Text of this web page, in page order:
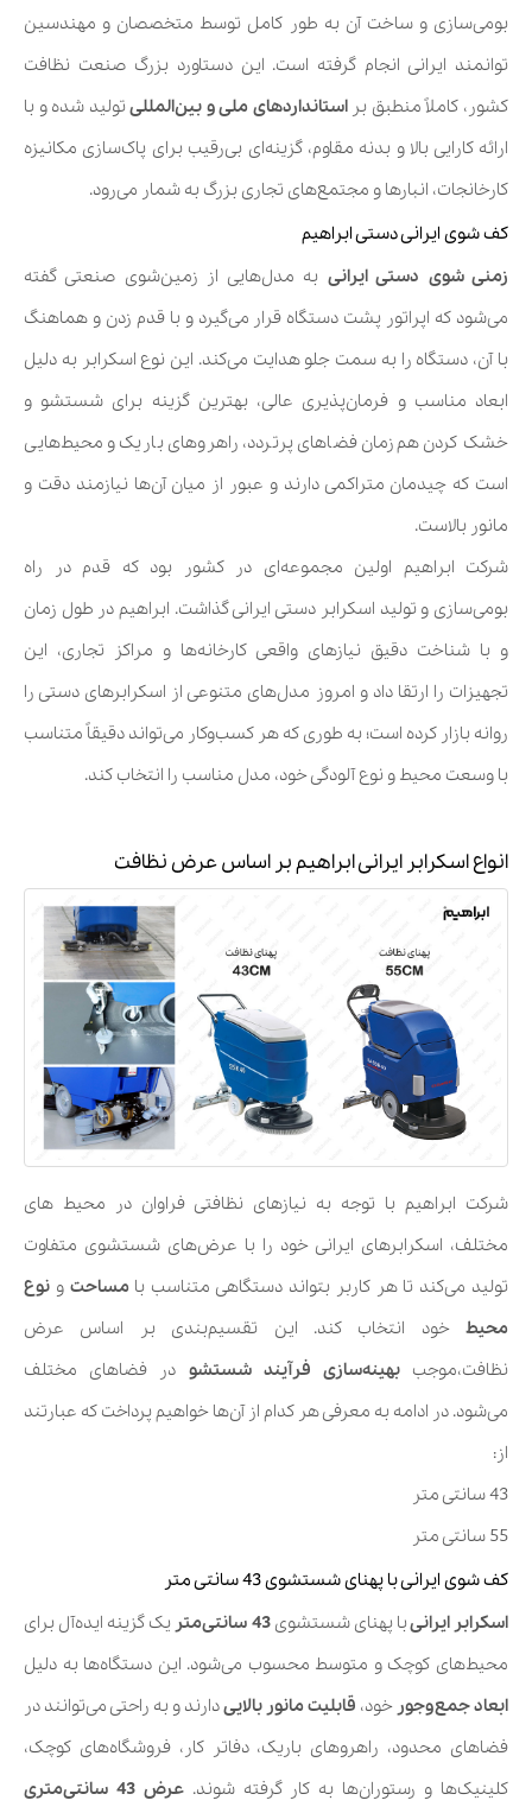
بومی‌سازی و ساخت آن به طور کامل توسط متخصصان و مهندسین
توانمند ایرانی انجام گرفته است. این دستاورد بزرگ صنعت نظافت
کشور، کاملاً منطبق براستانداردهای ملی و بین‌المللیتولید شده و با
ارائه کارایی بالا و بدنه مقاوم، گزینه‌ای بی‌رقیب برای پاک‌سازی مکانیزه
کارخانجات، انبارها و مجتمع‌های تجاری بزرگ به شمار می‌رود.
کف شوی ایرانی دستی ابراهیم
زمنی شوی دستی ایرانی به مدل‌هایی از زمین‌شوی صنعتی گفته
می‌شود که اپراتور پشت دستگاه قرار می‌گیرد و با قدم زدن و هماهنگ
با آن، دستگاه را به سمت جلو هدایت می‌کند. این نوع اسکرابر به دلیل
ابعاد مناسب و فرمان‌پذیری عالی، بهترین گزینه برای شستشو و
خشک کردن هم‌زمان فضاهای پرتردد، راهروهای باریک و محیط‌هایی
است که چیدمان متراکمی دارند و عبور از میان آن‌ها نیازمند دقت و
مانور بالاست.
شرکت ابراهیم اولین مجموعه‌ای در کشور بود که قدم در راه
بومی‌سازی و تولید اسکرابر دستی ایرانی گذاشت. ابراهیم در طول زمان
و با شناخت دقیق نیازهای واقعی کارخانه‌ها و مراکز تجاری، این
تجهیزات را ارتقا داد و امروز مدل‌های متنوعی از اسکرابرهای دستی را
روانه بازار کرده است؛ به طوری که هر کسب‌وکار می‌تواند دقیقاً متناسب
با وسعت محیط و نوع آلودگی خود، مدل مناسب را انتخاب کند.
انواع اسکرابر ایرانی ابراهیم بر اساس عرض نظافت
شرکت ابراهیم با توجه به نیازهای نظافتی فراوان در محیط های
مختلف، اسکرابرهای ایرانی خود را با عرض‌های شستشوی متفاوت
تولید می‌کند تا هر کاربر بتواند دستگاهی متناسب با مساحت و نوع
محیط خود انتخاب کند. این تقسیم‌بندی بر اساس عرض
نظافت،موجببهینه‌سازی فرآیند شستشو در فضاهای مختلف
می‌شود. در ادامه به معرفی هر کدام از آن‌ها خواهیم پرداخت که عبارتند
از:
43 سانتی متر
55 سانتی متر
کف شوی ایرانی با پهنای شستشوی 43 سانتی متر
اسکرابر ایرانیبا پهنای شستشوی 43 سانتی‌متر
یک گزینه ایده‌آل برای
محیط‌های کوچک و متوسط محسوب می‌شود. این دستگاه‌ها به دلیل
ابعاد جمع‌وجور خود، قابلیت مانور بالاییدارند و به راحتی می‌توانند در
فضاهای محدود، راهروهای باریک، دفاتر کار، فروشگاه‌های کوچک،
کلینیک‌ها و رستوران‌ها به کار گرفته شوند.عرض 43 سانتی‌متری